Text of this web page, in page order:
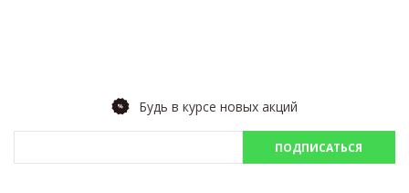
Будь в курсе новых акций
ПОДПИСАТЬСЯ